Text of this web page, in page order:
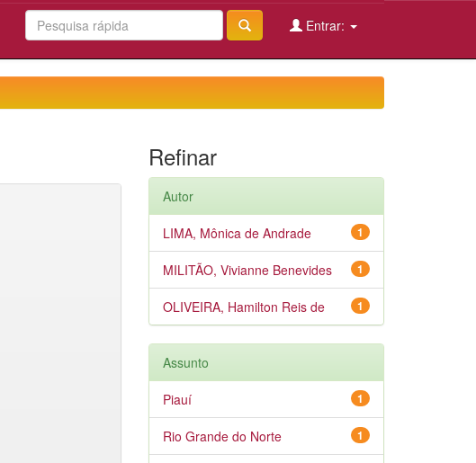
Entrar:
Refinar
Autor
1
LIMA, Mônica de Andrade
1
MILITÃO, Vivianne Benevides
1
OLIVEIRA, Hamilton Reis de
Assunto
1
Piauí
1
Rio Grande do Norte